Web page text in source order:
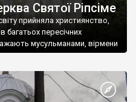
Святої Ріпсіме
прийняла християнство,
багатьох пересічних
мусульманами, вірмени